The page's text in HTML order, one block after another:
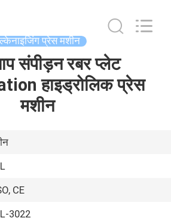
प्रेस मशीन
संपीड़न रबर प्लेट
हाइड्रोलिक प्रेस
मशीन
CE
3022